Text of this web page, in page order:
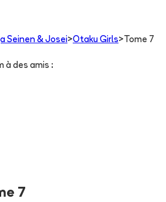
Seinen & Josei>Otaku Girls> Tome 7
à des amis :
7